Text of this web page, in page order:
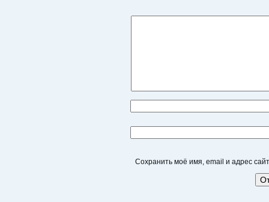
Сохранить моё имя, email и адрес